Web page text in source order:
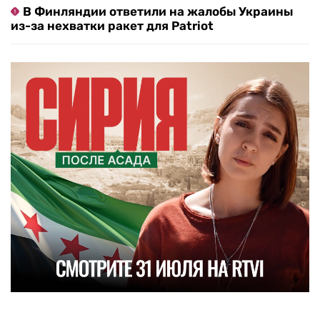
В Финляндии ответили на жалобы Украины
из-за нехватки ракет для Patriot